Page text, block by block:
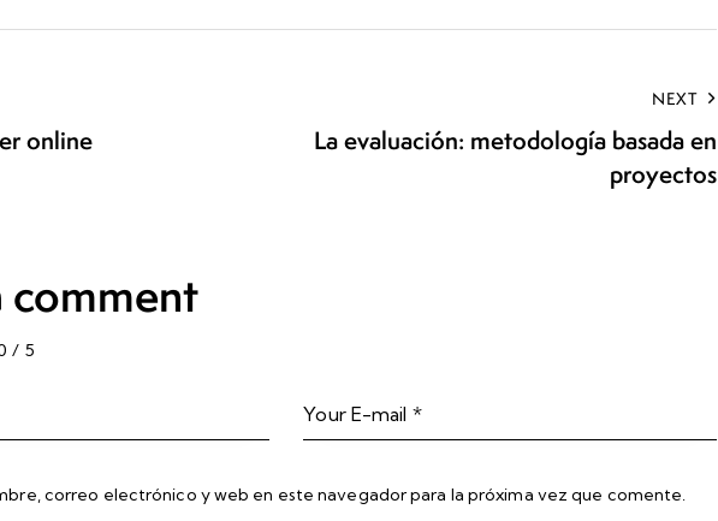
online
NEXT
La evaluación: metodología basada en
proyectos
comment
/ 5
correo electrónico y web en este navegador para la próxima vez que comente.